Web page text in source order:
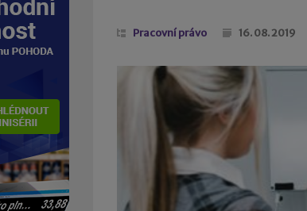
Pracovní právo 16. 08. 2019